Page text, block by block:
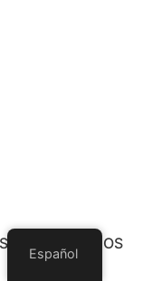
LOS DERECHOS
Español